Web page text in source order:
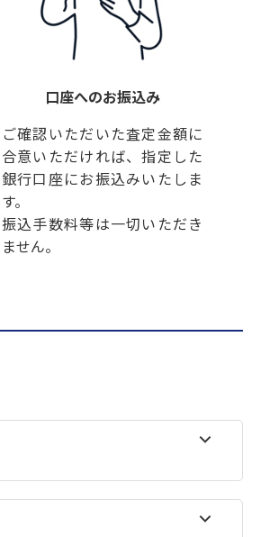
口座へのお振込み
ご確認いただいた査定金額に
合意いただければ、指定した
銀行口座にお振込みいたしま
す。
振込手数料等は一切いただき
ません。